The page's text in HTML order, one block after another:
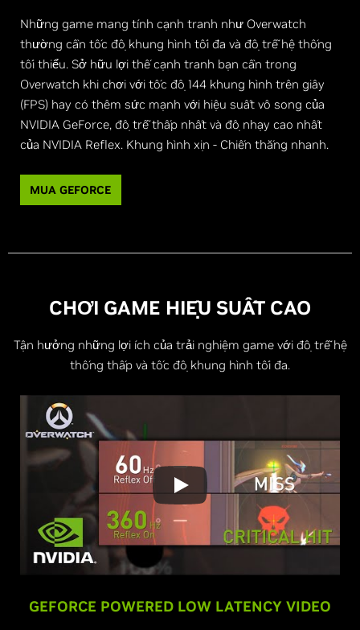
Những game mang tính cạnh tranh như Overwatch
thường cần tốc độ khung hình tối đa và độ trễ hệ thống
tối thiểu. Sở hữu lợi thế cạnh tranh bạn cần trong
Overwatch khi chơi với tốc độ 144 khung hình trên giây
(FPS) hay có thêm sức mạnh với hiệu suất vô song của
NVIDIA GeForce, độ trễ thấp nhất và độ nhạy cao nhất
của NVIDIA Reflex. Khung hình xịn - Chiến thắng nhanh.
MUA GEFORCE
CHƠI GAME HIỆU SUẤT CAO
Tận hưởng những lợi ích của trải nghiệm game với độ trễ hệ
thống thấp và tốc độ khung hình tối đa.
GEFORCE POWERED LOW LATENCY VIDEO